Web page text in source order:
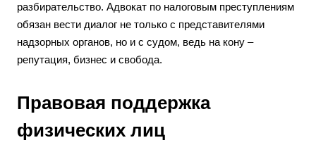
разбирательство. Адвокат по налоговым преступлениям
обязан вести диалог не только с представителями
надзорных органов, но и с судом, ведь на кону –
репутация, бизнес и свобода.
Правовая поддержка
физических лиц